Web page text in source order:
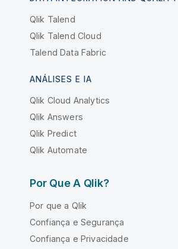
Qlik Talend
Qlik Talend Cloud
Talend Data Fabric
ANÁLISES E IA
Qlik Cloud Analytics
Qlik Answers
Qlik Predict
Qlik Automate
Por Que A Qlik?
Por que a Qlik
Confiança e Segurança
Confiança e Privacidade